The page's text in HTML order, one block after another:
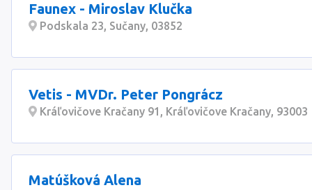
Faunex - Miroslav Klučka
Podskala 23, Sučany, 03852
Vetis - MVDr. Peter Pongrácz
Kráľovičove Kračany 91, Kráľovičove Kračany, 93003
Matúšková Alena